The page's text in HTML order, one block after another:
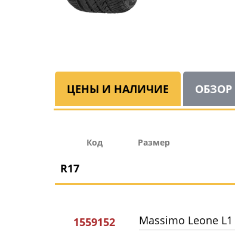
ЦЕНЫ И НАЛИЧИЕ ОБЗОР
Код Размер
R17
1559152 Massimo Leone L1